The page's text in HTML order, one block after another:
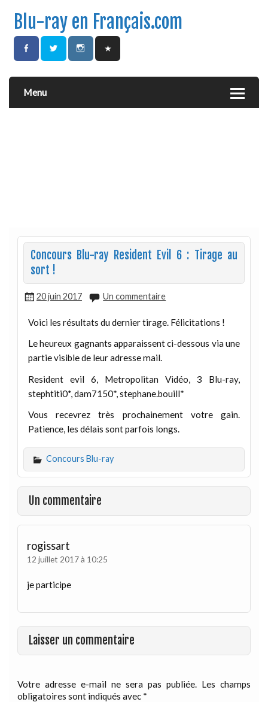
Blu-ray en Français.com
Menu
Concours Blu-ray Resident Evil 6 : Tirage au
sort !
20 juin 2017 Un commentaire
Voici les résultats du dernier tirage. Félicitations !
Le heureux gagnants apparaissent ci-dessous via une
partie visible de leur adresse mail.
Resident evil 6, Metropolitan Vidéo, 3 Blu-ray,
stephtiti0*, dam7150*, stephane.bouill*
Vous recevrez très prochainement votre gain.
Patience, les délais sont parfois longs.
Concours Blu-ray
Un commentaire
rogissart
12 juillet 2017 à 10:25
je participe
Laisser un commentaire
Votre adresse e-mail ne sera pas publiée. Les champs
obligatoires sont indiqués avec *